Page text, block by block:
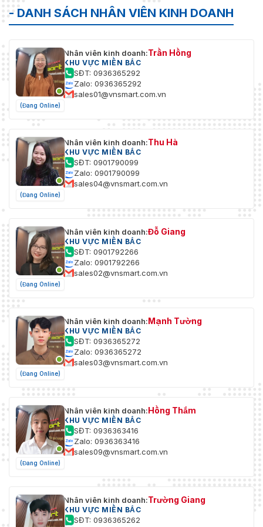
Cài đặt
Chế độ xoay, độ bão hòa, độ sáng, độ tương
Giao diện
Giao diện
1 cổng Ethernet tự thích ứng RJ45 10 M/100 M
Micrô tích
hợp
Có
1 đầu ra (đường ra), khối đầu cuối hai lõi, biên
ra tối đa: 3,3 Vpp, trở kháng đầu ra: 100 Ω, loại
diện: không cân bằng
Báo thức 1 đầu vào, 1 đầu ra (tối đa 12 VDC, 30 A)
Công suất
đầu ra
12 VDC, tối đa 100 mA
Sự kiện
cơ bản
đăng nhập bất hợp pháp, ổ cứng đầy, lỗi ổ cứng)
Sự kiện
thông
minh
Phát hiện vượt ranh giới, phát hiện xâm nhập,
không có người trông coi, di dời vật thể, phát
khuôn mặt, phát hiện thay đổi hiện trường
12 VDC ± 25%, 0,5 A, tối đa 6 W, phích cắm điện
- DANH SÁCH NHÂN VIÊN KINH DOANH
(Đang Online)
Nhân viên kinh doanh:Trần Hồng
KHU VỰC MIỀN BẮC
SĐT: 0936365292
Zalo: 0936365292
sales01@vnsmart.com.vn
(Đang Online)
Nhân viên kinh doanh:Thu Hà
KHU VỰC MIỀN BẮC
SĐT: 0901790099
Zalo: 0901790099
sales04@vnsmart.com.vn
(Đang Online)
Nhân viên kinh doanh:Đỗ Giang
KHU VỰC MIỀN BẮC
SĐT: 0901792266
Zalo: 0901792266
sales02@vnsmart.com.vn
(Đang Online)
Nhân viên kinh doanh:Mạnh Tường
KHU VỰC MIỀN BẮC
SĐT: 0936365272
Zalo: 0936365272
sales03@vnsmart.com.vn
(Đang Online)
Nhân viên kinh doanh:Hồng Thắm
KHU VỰC MIỀN BẮC
SĐT: 0936363416
Zalo: 0936363416
sales09@vnsmart.com.vn
Nhân viên kinh doanh:Trường Giang
KHU VỰC MIỀN BẮC
SĐT: 0936365262